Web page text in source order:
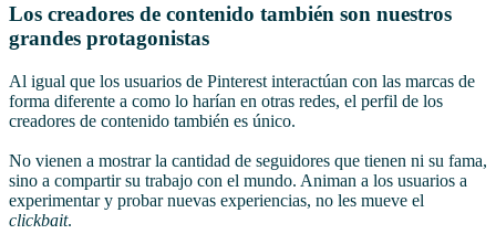
Los creadores de contenido también son nuestros
grandes protagonistas
Al igual que los usuarios de Pinterest interactúan con las marcas de
forma diferente a como lo harían en otras redes, el perfil de los
creadores de contenido también es único.
No vienen a mostrar la cantidad de seguidores que tienen ni su fama,
sino a compartir su trabajo con el mundo. Animan a los usuarios a
experimentar y probar nuevas experiencias, no les mueve el
clickbait.